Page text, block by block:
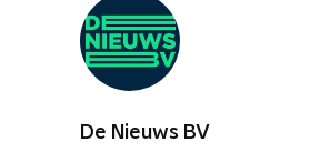
De Nieuws BV